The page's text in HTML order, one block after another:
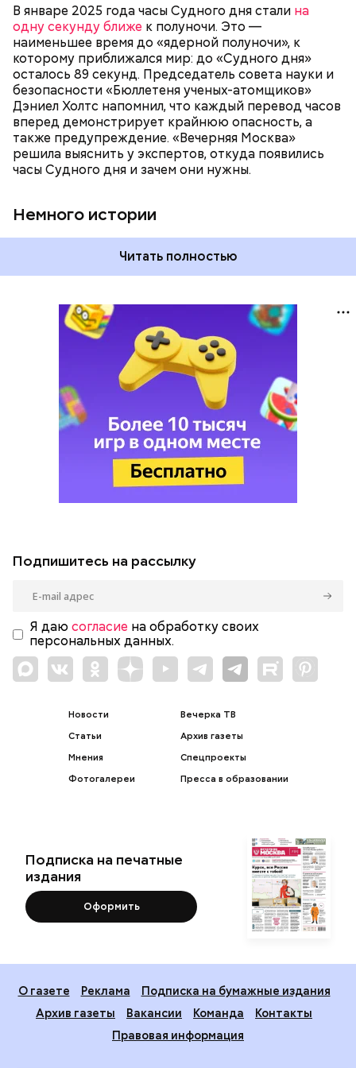
В январе 2025 года часы Судного дня стали на
одну секунду ближе к полуночи. Это —
наименьшее время до «ядерной полуночи», к
которому приближался мир: до «Судного дня»
осталось 89 секунд. Председатель совета науки и
безопасности «Бюллетеня ученых-атомщиков»
Дэниел Холтс напомнил, что каждый перевод часов
вперед демонстрирует крайнюю опасность, а
также предупреждение. «Вечерняя Москва»
решила выяснить у экспертов, откуда появились
часы Судного дня и зачем они нужны.
Немного истории
как ближе, так и дальше от полуночи. Но в 2018
году часы Судного дня впервые за очень долгое
время показали свое самое близкое к катастрофе
время — без двух минут полночь. Вторая холодная
война между США и уже Россией стала обыденным
предметом обсуждения для аналитиков со всего
мира. Но, помимо перспективы отправиться в
«атомный рай», с 2007 года на стрелку часов
влияет еще одна глобальная угроза —
климатические изменения.
Читать полностью
Подпишитесь на рассылку
Я даю согласие на обработку своих
персональных данных.
Новости
Статьи
Мнения
Фотогалереи
Вечерка ТВ
Архив газеты
Спецпроекты
Пресса в образовании
Подписка на печатные
издания
Оформить
О газете Реклама
Подписка на бумажные издания
Архив газеты
Вакансии Команда
Контакты
Правовая информация